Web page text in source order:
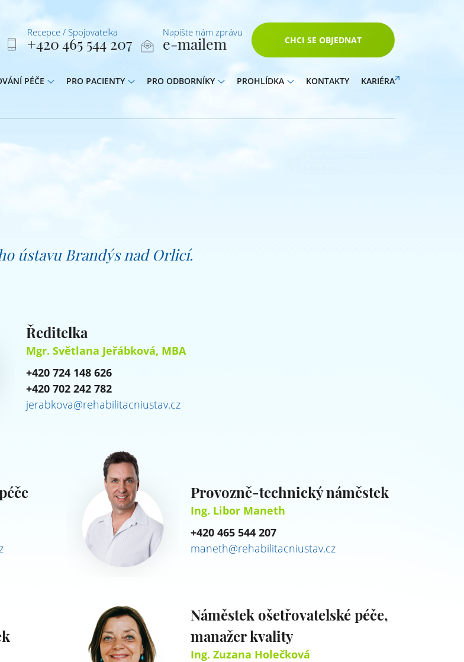
Recepce / Spojovatelka
+420 465 544 207
Napište nám zprávu
e-mailem CHCI SE OBJEDNAT
PÉČE PRO PACIENTY PRO ODBORNÍKY PROHLÍDKA KONTAKTY KARIÉRA
ústavu Brandýs nad Orlicí.
Ředitelka
Mgr. Světlana Jeřábková, MBA
+420 724 148 626
+420 702 242 782
jerabkova@rehabilitacniustav.cz
Provozně-technický náměstek
Ing. Libor Maneth
+420 465 544 207
maneth@rehabilitacniustav.cz
Náměstek ošetřovatelské péče,
manažer kvality
Ing. Zuzana Holečková